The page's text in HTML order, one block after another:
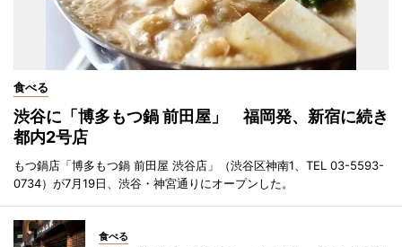
食べる
渋谷に「博多もつ鍋 前田屋」 福岡発、新宿に続き
都内2号店
もつ鍋店「博多もつ鍋 前田屋 渋谷店」（渋谷区神南1、TEL 03-5593-
0734）が7月19日、渋谷・神宮通りにオープンした。
食べる